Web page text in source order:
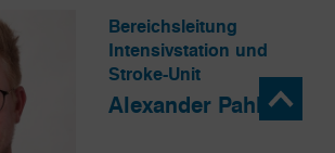
Bereichsleitung
Intensivstation und
Stroke-Unit
Alexander Pahl